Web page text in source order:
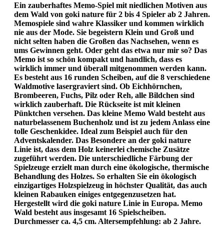
Ein zauberhaftes Memo-Spiel mit niedlichen Motiven aus
dem Wald von goki nature für 2 bis 4 Spieler ab 2 Jahren.
Memospiele sind wahre Klassiker und kommen wirklich
nie aus der Mode. Sie begeistern Klein und Groß und
nicht selten haben die Großen das Nachsehen, wenn es
ums Gewinnen geht. Oder geht das etwa nur mir so? Das
Memo ist so schön kompakt und handlich, dass es
wirklich immer und überall mitgenommen werden kann.
Es besteht aus 16 runden Scheiben, auf die 8 verschiedene
Waldmotive lasergraviert sind. Ob Eichhörnchen,
Brombeeren, Fuchs, Pilz oder Reh, alle Bildchen sind
wirklich zauberhaft. Die Rückseite ist mit kleinen
Pünktchen versehen. Das kleine Memo Wald besteht aus
naturbelassenem Buchenholz und ist zu jedem Anlass eine
tolle Geschenkidee. Ideal zum Beispiel auch für den
Adventskalender. Das Besondere an der goki nature
Linie ist, dass dem Holz keinerlei chemische Zusätze
zugeführt werden. Die unterschiedliche Färbung der
Spielzeuge erzielt man durch eine ökologische, thermische
Behandlung des Holzes. So erhalten Sie ein ökologisch
einzigartiges Holzspielzeug in höchster Qualität, das auch
kleinen Rabauken einiges entgegenzusetzen hat.
Hergestellt wird die goki nature Linie in Europa. Memo
Wald besteht aus insgesamt 16 Spielscheiben.
Durchmesser ca. 4,5 cm. Altersempfehlung: ab 2 Jahre.